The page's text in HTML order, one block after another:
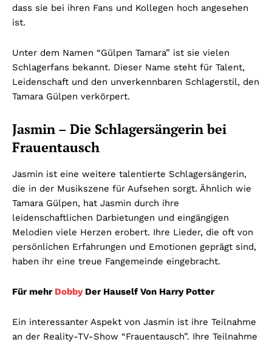
dass sie bei ihren Fans und Kollegen hoch angesehen
ist.
Unter dem Namen “Gülpen Tamara” ist sie vielen
Schlagerfans bekannt. Dieser Name steht für Talent,
Leidenschaft und den unverkennbaren Schlagerstil, den
Tamara Gülpen verkörpert.
Jasmin – Die Schlagersängerin bei
Frauentausch
Jasmin ist eine weitere talentierte Schlagersängerin,
die in der Musikszene für Aufsehen sorgt. Ähnlich wie
Tamara Gülpen, hat Jasmin durch ihre
leidenschaftlichen Darbietungen und eingängigen
Melodien viele Herzen erobert. Ihre Lieder, die oft von
persönlichen Erfahrungen und Emotionen geprägt sind,
haben ihr eine treue Fangemeinde eingebracht.
Für mehr DobbyDer Hauself Von Harry Potter
Ein interessanter Aspekt von Jasmin ist ihre Teilnahme
an der Reality-TV-Show “Frauentausch”. Ihre Teilnahme